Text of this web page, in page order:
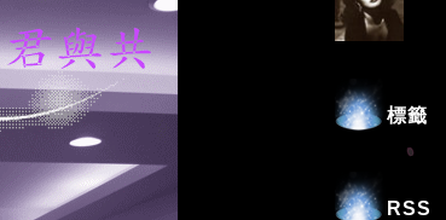
標籤
RSS